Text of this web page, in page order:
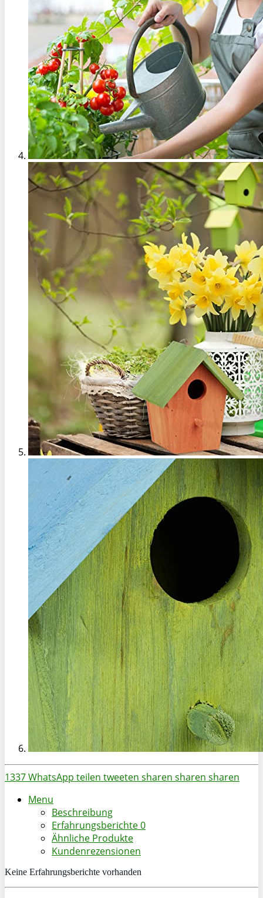
1337WhatsApp teilen tweeten sharen sharen sharen
Menu
Beschreibung
Erfahrungsberichte0
Ähnliche Produkte
Kundenrezensionen
Keine Erfahrungsberichte vorhanden